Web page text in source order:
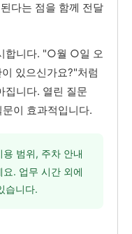
다는 점을 함께 전달
합니다. "○월 ○일 오
있으신가요?"처럼
집니다. 열린 질문
이 효과적입니다.
범위, 주차 안내
. 업무 시간 외에
습니다.